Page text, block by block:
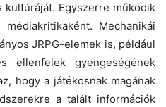
Egyszerre működik
Mechanikái
JRPG-elemek is, például
ellenfelek gyengeségének
hogy a játékosnak magának
a talált információk